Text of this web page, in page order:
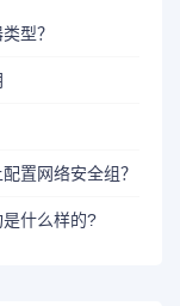
型？
置网络安全组？
什么样的?